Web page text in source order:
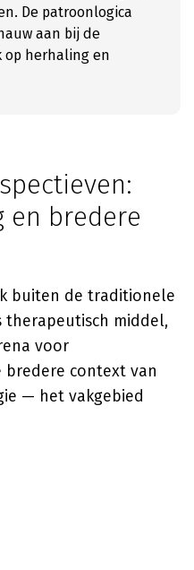
De patroonlogica
aan bij de
op herhaling en
en bredere
buiten de traditionele
therapeutisch middel,
voor
context van
— het vakgebied